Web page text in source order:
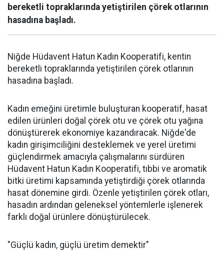
bereketli topraklarında yetiştirilen çörek otlarının
hasadına başladı.
Niğde Hüdavent Hatun Kadın Kooperatifi, kentin
bereketli topraklarında yetiştirilen çörek otlarının
hasadına başladı.
Kadın emeğini üretimle buluşturan kooperatif, hasat
edilen ürünleri doğal çörek otu ve çörek otu yağına
dönüştürerek ekonomiye kazandıracak. Niğde'de
kadın girişimciliğini desteklemek ve yerel üretimi
güçlendirmek amacıyla çalışmalarını sürdüren
Hüdavent Hatun Kadın Kooperatifi, tıbbi ve aromatik
bitki üretimi kapsamında yetiştirdiği çörek otlarında
hasat dönemine girdi. Özenle yetiştirilen çörek otları,
hasadın ardından geleneksel yöntemlerle işlenerek
farklı doğal ürünlere dönüştürülecek.
"Güçlü kadın, güçlü üretim demektir"